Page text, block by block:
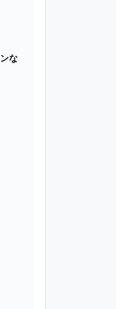
な